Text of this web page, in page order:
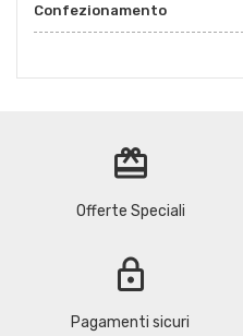
Confezionamento
redeem
Offerte Speciali
lock
Pagamenti sicuri